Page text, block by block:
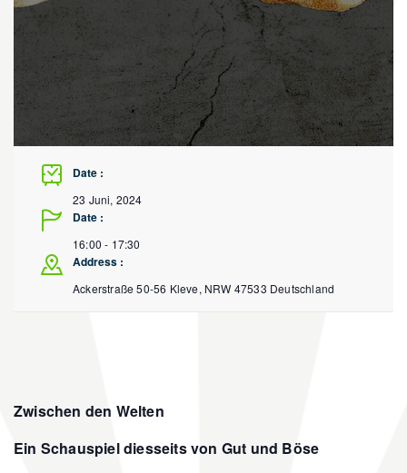
Date :
23 Juni, 2024
Date :
16:00 - 17:30
Address :
Ackerstraße 50-56 Kleve, NRW 47533 Deutschland
Zwischen den Welten
Ein Schauspiel diesseits von Gut und Böse